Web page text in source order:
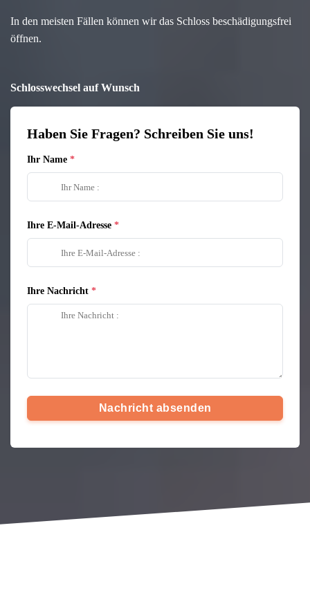
In den meisten Fällen können wir das Schloss beschädigungsfrei
öffnen.
Schlosswechsel auf Wunsch
Haben Sie Fragen? Schreiben Sie uns!
Ihr Name
Ihre E-Mail-Adresse
Ihre Nachricht
Nachricht absenden